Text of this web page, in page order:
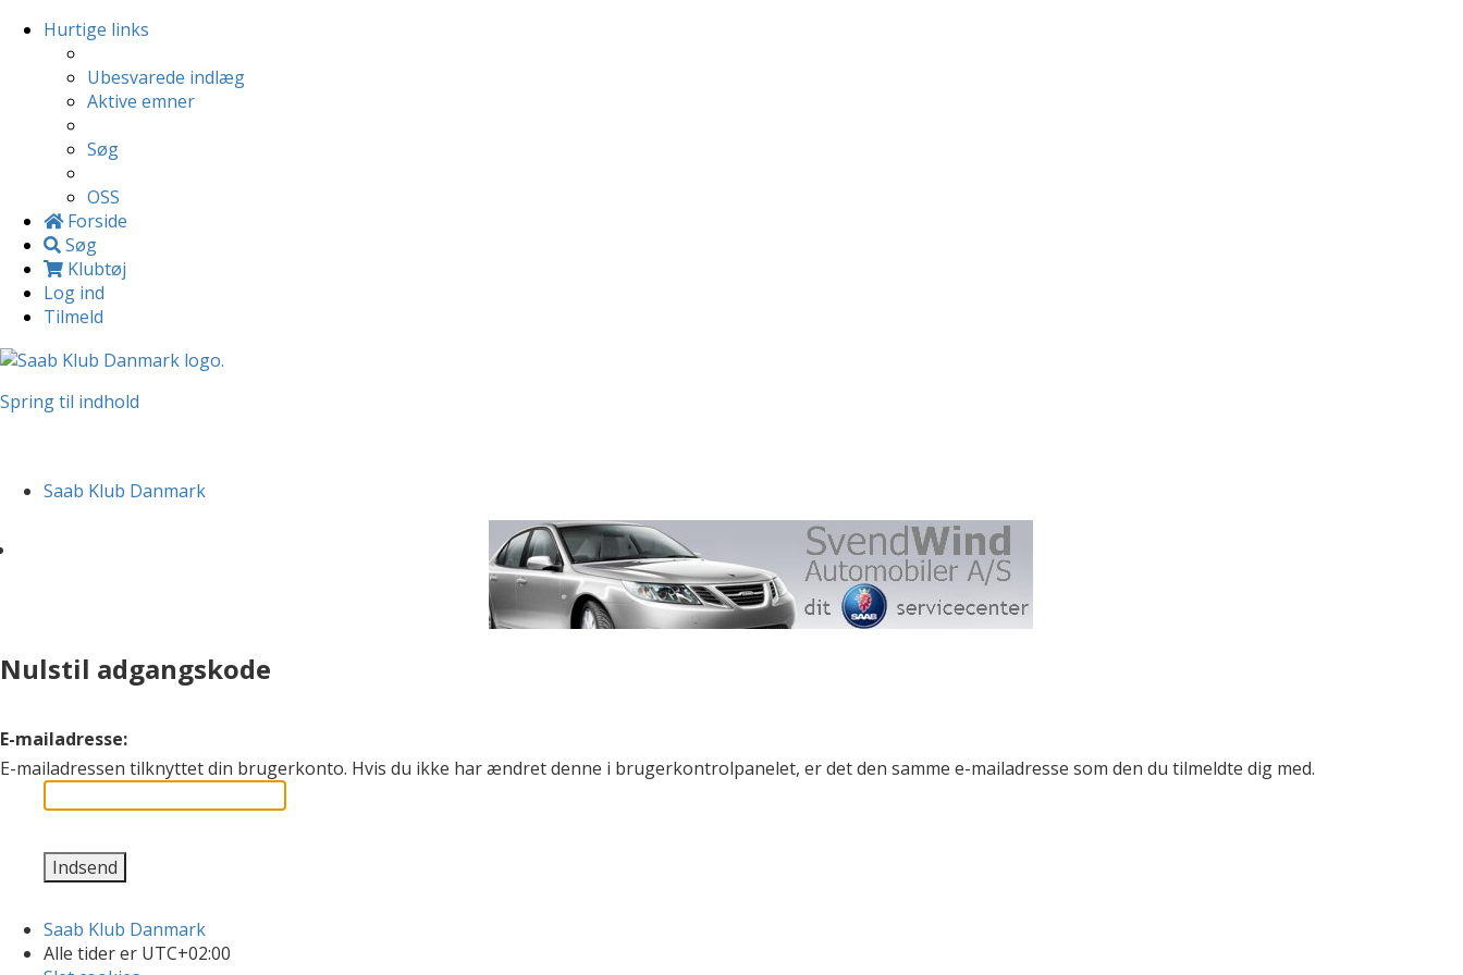
Hurtige links
Ubesvarede indlæg
Aktive emner
Søg
OSS
Forside
Søg
Klubtøj
Log ind
Tilmeld
Spring til indhold
Saab Klub Danmark
Nulstil adgangskode
E-mailadresse:
E-mailadressen tilknyttet din brugerkonto. Hvis du ikke har ændret denne i brugerkontrolpanelet, er det den samme e-mailadresse som den du tilmeldte dig med.
Saab Klub Danmark
Alle tider er UTC+02:00